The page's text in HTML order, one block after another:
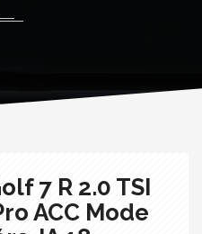
7 R 2.0 TSI
ACC Mode